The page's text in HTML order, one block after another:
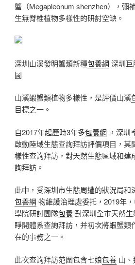
蟹（Megapleonum shenzhen），彌
生無脊椎植物多樣性的研討空缺。
深圳山溪發明蟹類新種包養網 深圳巨
圖
山溪蝦蟹類植物多樣性，是評價山溪
目標之一。
自2017年起歷時3年多包養網 ，深圳
啟動陸域生態查詢拜訪評價項目，其
樣性查詢拜訪，對天然生態區域和建
詢拜訪。
此中，受深圳市生態周遭的狀況局和
包養網 物維護治理處委托，2019年
學院研討團隊包養對深圳全市天然
睜開體系查詢拜訪，并初次將蝦蟹類
在的事務之一。
此次查詢拜訪范圍包含七娘包養 山、